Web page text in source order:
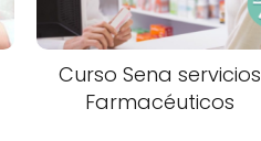
Curso Sena servicios
Farmacéuticos